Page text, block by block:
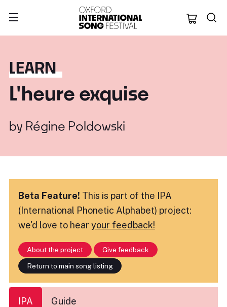
Oxford
LEARN
L'heure exquise
by Régine Poldowski
Beta Feature! This is part of the IPA
(International Phonetic Alphabet) project:
we'd love to hear your feedback!
About the project
Give feedback
Return to main song listing
IPA Guide